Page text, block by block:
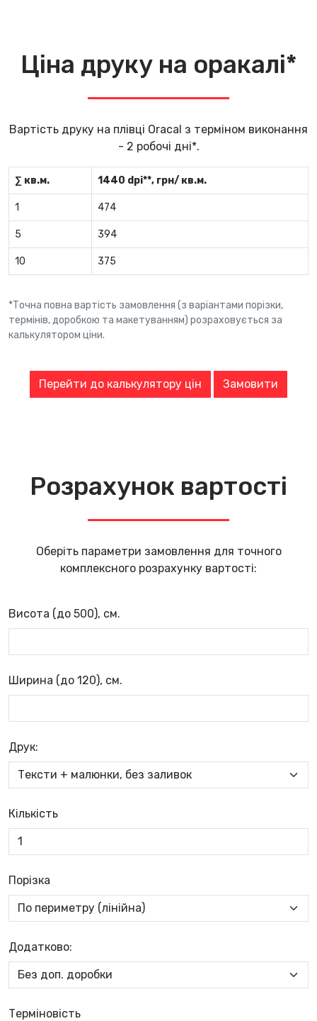
Ціна друку на оракалі*
Вартість друку на плівці Oracal з терміном виконання
- 2 робочі дні*.
∑ кв.м. 1440 dpi**, грн/ кв.м.
1 474
5 394
10 375
*Точна повна вартість замовлення (з варіантами порізки,
термінів, доробкою та макетуванням) розраховується за
калькулятором ціни.
Перейти до калькулятору цін Замовити
Розрахунок вартості
Оберіть параметри замовлення для точного
комплексного розрахунку вартості:
Висота (до 500), см.
Ширина (до 120), см.
Друк:
Кількість
Порізка
Додатково:
Терміновість